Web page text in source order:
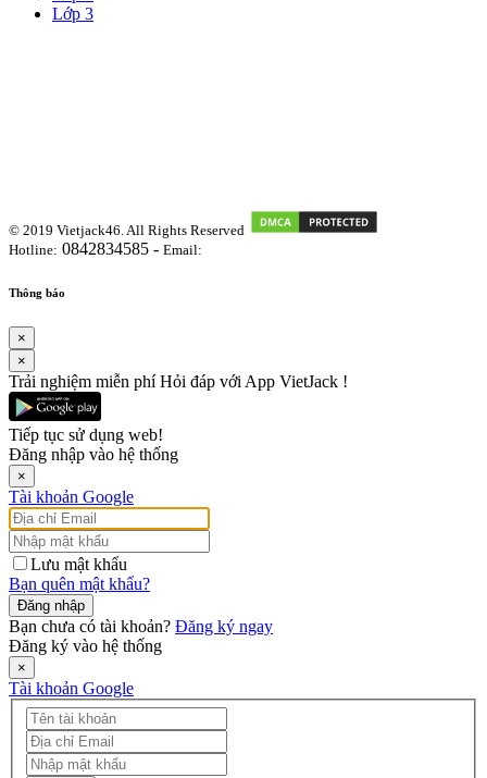
Lớp 3
© 2019 Vietjack46. All Rights Reserved
Hotline: 0842834585 - Email:
Thông báo
×
×
Trải nghiệm miễn phí Hỏi đáp với App VietJack !
Tiếp tục sử dụng web!
Đăng nhập vào hệ thống
×
Tài khoản Google
Lưu mật khẩu
Bạn quên mật khẩu?
Đăng nhập
Bạn chưa có tài khoản? Đăng ký ngay
Đăng ký vào hệ thống
×
Tài khoản Google